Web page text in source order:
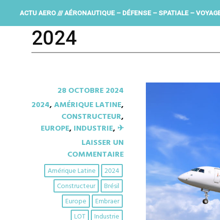
ACTU AERO /// AÉRONAUTIQUE – DÉFENSE – SPATIALE –
2024
28 OCTOBRE 2024
2024,AMÉRIQUE LATINE,
CONSTRUCTEUR,
EUROPE, INDUSTRIE, ✈︎
LAISSER UN
COMMENTAIRE
2024
Amérique Latine
Brésil
Constructeur
Embraer
Europe
Industrie
LOT